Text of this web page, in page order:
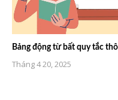
Bảng động từ bất quy tắc
Tháng 4 20, 2025